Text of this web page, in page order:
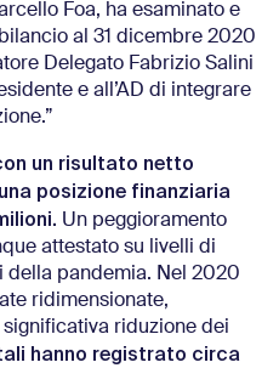
Foa, ha esaminato e
al 31 dicembre 2020
Delegato Fabrizio Salini
e all’AD di integrare
un risultato netto
posizione finanziaria
Un peggioramento
attestato su livelli di
della pandemia. Nel 2020
ridimensionate,
riduzione dei
hanno registrato circa